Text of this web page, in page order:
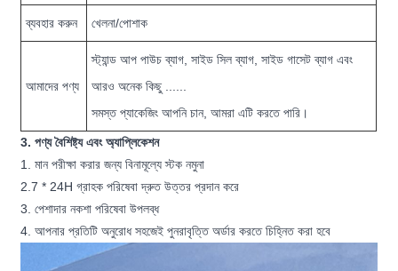
ব্যবহার করুন খেলনা/পোশাক
আমাদের পণ্য
স্ট্যান্ড আপ পাউচ ব্যাগ, সাইড সিল ব্যাগ, সাইড গাসেট ব্যাগ এবং
আরও অনেক কিছু ......
সমস্ত প্যাকেজিং আপনি চান, আমরা এটি করতে পারি।
3. পণ্য বৈশিষ্ট্য এবং অ্যাপ্লিকেশন
1. মান পরীক্ষা করার জন্য বিনামূল্যে স্টক নমুনা
2.7 * 24H গ্রাহক পরিষেবা দ্রুত উত্তর প্রদান করে
3. পেশাদার নকশা পরিষেবা উপলব্ধ
4. আপনার প্রতিটি অনুরোধ সহজেই পুনরাবৃত্তি অর্ডার করতে চিহ্নিত করা হবে